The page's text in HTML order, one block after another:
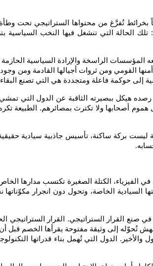
تُفرَّغ من محتواها الستراتيجي تحت
الحالة التي تنشغل فيها النخب السياسية
الراسخة والإرادة السياسية الحازمة
القومي ومن ثروات أجيالها القادمة ومن
حوكمة فاعلة ومتجددة هي التي تصنع البقاء،
هيكل ببصيرته الثاقبة عن الدول التي
أصحابها ولا تكترث بمصائرهم. الطبيعة
ليست بركة ساكنة، تأسيس جاذبية سيادية
.
الفيزياء، الكتلة الصغيرة تكتسب مدارها
السيادية الخاصة، وتحول دون انجرار
في صنع القرار الستراتيجي. القرار
إلى وثيقة مفتوحة يقرأها الخصم قبل أن
والأخير. الدول التي تُهمل بناء قدراتها